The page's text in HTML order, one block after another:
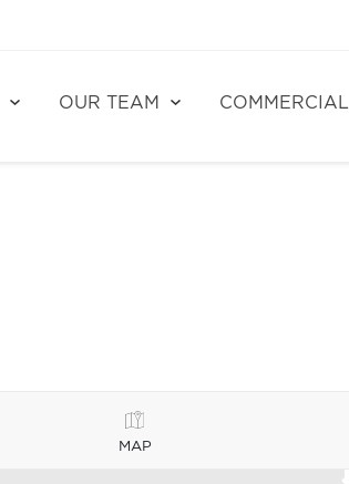
OUR TEAM COMMERCIAL
MAP